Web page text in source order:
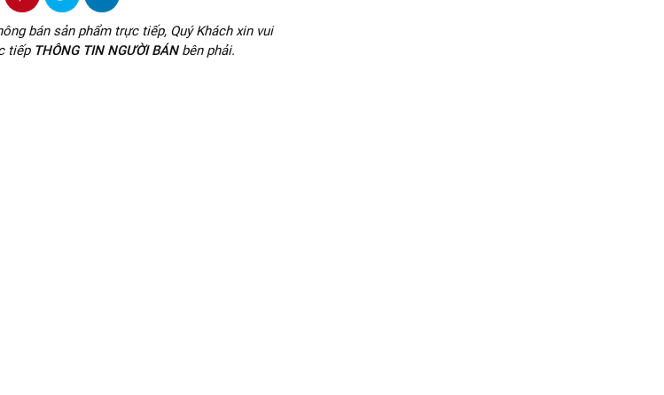
bán sản phẩm trực tiếp, Quý Khách xin vui
tiếp THÔNG TIN NGƯỜI BÁNbên phải.